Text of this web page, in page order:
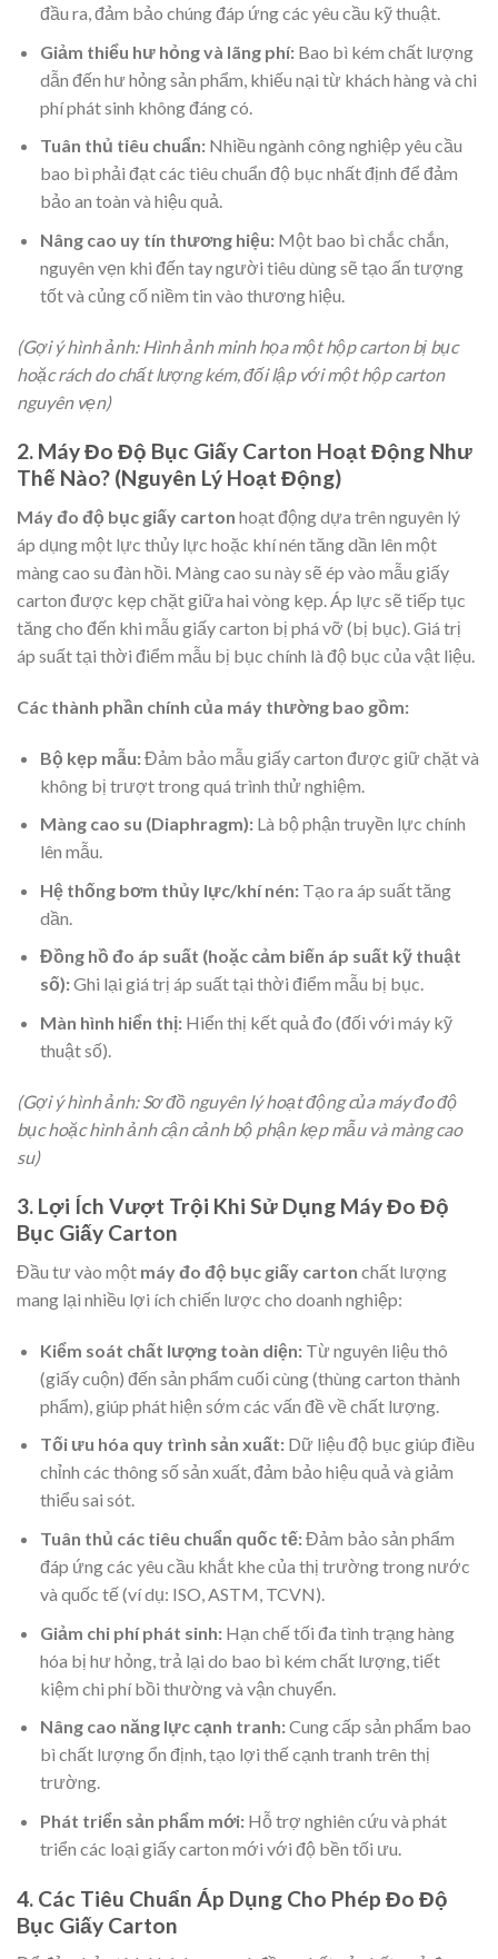
đầu ra, đảm bảo chúng đáp ứng các yêu cầu kỹ thuật.
Giảm thiểu hư hỏng và lãng phí:Bao bì kém chất lượng
dẫn đến hư hỏng sản phẩm, khiếu nại từ khách hàng và chi
phí phát sinh không đáng có.
Tuân thủ tiêu chuẩn:Nhiều ngành công nghiệp yêu cầu
bao bì phải đạt các tiêu chuẩn độ bục nhất định để đảm
bảo an toàn và hiệu quả.
Nâng cao uy tín thương hiệu:Một bao bì chắc chắn,
nguyên vẹn khi đến tay người tiêu dùng sẽ tạo ấn tượng
tốt và củng cố niềm tin vào thương hiệu.
(Gợi ý hình ảnh: Hình ảnh minh họa một hộp carton bị bục
hoặc rách do chất lượng kém, đối lập với một hộp carton
nguyên vẹn)
2. Máy Đo Độ Bục Giấy Carton Hoạt Động Như
Thế Nào? (Nguyên Lý Hoạt Động)
Máy đo độ bục giấy carton hoạt động dựa trên nguyên lý
áp dụng một lực thủy lực hoặc khí nén tăng dần lên một
màng cao su đàn hồi. Màng cao su này sẽ ép vào mẫu giấy
carton được kẹp chặt giữa hai vòng kẹp. Áp lực sẽ tiếp tục
tăng cho đến khi mẫu giấy carton bị phá vỡ (bị bục). Giá trị
áp suất tại thời điểm mẫu bị bục chính là độ bục của vật liệu.
Các thành phần chính của máy thường bao gồm:
Bộ kẹp mẫu:Đảm bảo mẫu giấy carton được giữ chặt và
không bị trượt trong quá trình thử nghiệm.
Màng cao su (Diaphragm):Là bộ phận truyền lực chính
lên mẫu.
Hệ thống bơm thủy lực/khí nén:Tạo ra áp suất tăng
dần.
Đồng hồ đo áp suất (hoặc cảm biến áp suất kỹ thuật
số):Ghi lại giá trị áp suất tại thời điểm mẫu bị bục.
Màn hình hiển thị:Hiển thị kết quả đo (đối với máy kỹ
thuật số).
(Gợi ý hình ảnh: Sơ đồ nguyên lý hoạt động của máy đo độ
bục hoặc hình ảnh cận cảnh bộ phận kẹp mẫu và màng cao
su)
3. Lợi Ích Vượt Trội Khi Sử Dụng Máy Đo Độ
Bục Giấy Carton
Đầu tư vào một máy đo độ bục giấy carton chất lượng
mang lại nhiều lợi ích chiến lược cho doanh nghiệp:
Kiểm soát chất lượng toàn diện:Từ nguyên liệu thô
(giấy cuộn) đến sản phẩm cuối cùng (thùng carton thành
phẩm), giúp phát hiện sớm các vấn đề về chất lượng.
Tối ưu hóa quy trình sản xuất:Dữ liệu độ bục giúp điều
chỉnh các thông số sản xuất, đảm bảo hiệu quả và giảm
thiểu sai sót.
Tuân thủ các tiêu chuẩn quốc tế:Đảm bảo sản phẩm
đáp ứng các yêu cầu khắt khe của thị trường trong nước
và quốc tế (ví dụ: ISO, ASTM, TCVN).
Giảm chi phí phát sinh:Hạn chế tối đa tình trạng hàng
hóa bị hư hỏng, trả lại do bao bì kém chất lượng, tiết
kiệm chi phí bồi thường và vận chuyển.
Nâng cao năng lực cạnh tranh:Cung cấp sản phẩm bao
bì chất lượng ổn định, tạo lợi thế cạnh tranh trên thị
trường.
Phát triển sản phẩm mới:Hỗ trợ nghiên cứu và phát
triển các loại giấy carton mới với độ bền tối ưu.
4. Các Tiêu Chuẩn Áp Dụng Cho Phép Đo Độ
Bục Giấy Carton